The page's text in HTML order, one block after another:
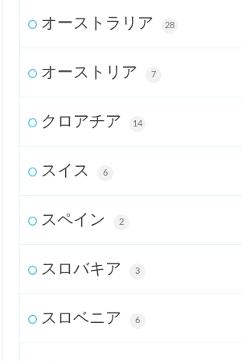
オーストラリア 28
オーストリア 7
クロアチア 14
スイス 6
スペイン 2
スロバキア 3
スロベニア 6